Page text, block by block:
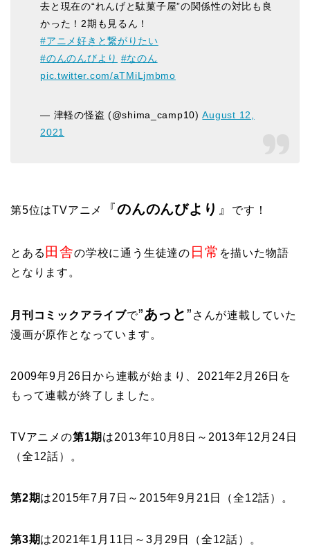
去と現在の“れんげと駄菓子屋”の関係性の対比も良
かった！2期も見るん！
#アニメ好きと繋がりたい
#のんのんびより #なのん
pic.twitter.com/aTMiLjmbmo
— 津軽の怪盗 (@shima_camp10)August 12,
2021
第5位はTVアニメ 『のんのんびより 』 です！
とある 田舎の学校に通う生徒達の 日常 を描いた物語
となります。
月刊コミックアライブで”あっと” さんが連載していた
漫画が原作となっています。
2009年9月26日から連載が始まり、2021年2月26日を
もって連載が終了しました。
TVアニメの第1期 は2013年10月8日～2013年12月24日
（全12話）。
第2期は2015年7月7日～2015年9月21日（全12話）。
第3期は2021年1月11日～3月29日（全12話）。